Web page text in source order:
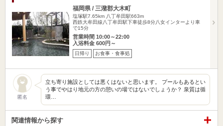
福岡県 / 三潴郡大木町
塩塚駅7.65km 八丁牟田駅663m
西鉄大牟田線八丁牟田駅下車徒歩8分八女インターより車
で15分
営業時間 10:00～22:00
入浴料金 600円～
日帰り お食事・食事処
匿名
立ち寄り施設としては悪くはないと思います。 プールもあるとい
う事でやはり地元の方の憩いの場ではないでしょうか？ 泉質は循
環…
関連情報から探す